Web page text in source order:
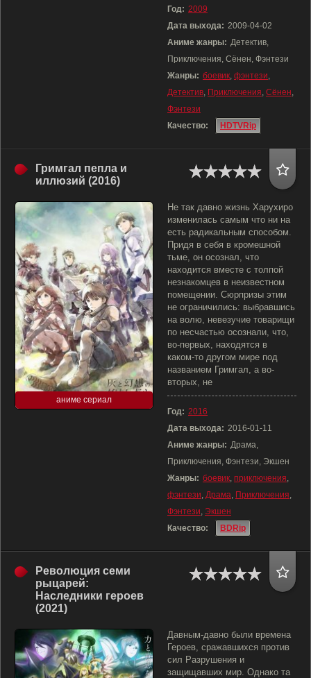
Год: 2009
Дата выхода: 2009-04-02
Аниме жанры: Детектив,
Приключения, Сёнен, Фэнтези
Жанры: боевик, фэнтези,
Детектив, Приключения, Сёнен,
Фэнтези
Качество:
HDTVRip
Гримгал пепла и
иллюзий (2016)
аниме сериал
Не так давно жизнь Харухиро
изменилась самым что ни на
есть радикальным способом.
Придя в себя в кромешной
тьме, он осознал, что
находится вместе с толпой
незнакомцев в неизвестном
помещении. Сюрпризы этим
не ограничились: выбравшись
на волю, невезучие товарищи
по несчастью осознали, что,
во-первых, находятся в
каком-то другом мире под
названием Гримгал, а во-
вторых, не
Год: 2016
Дата выхода: 2016-01-11
Аниме жанры: Драма,
Приключения, Фэнтези, Экшен
Жанры: боевик, приключения,
фэнтези, Драма, Приключения,
Фэнтези, Экшен
Качество:
BDRip
Революция семи
рыцарей:
Наследники героев
(2021)
Давным-давно были времена
Героев, сражавшихся против
сил Разрушения и
защищавших мир. Однако та